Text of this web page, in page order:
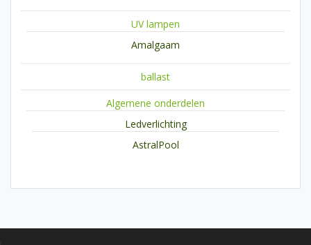
UV lampen
Amalgaam
ballast
Algemene onderdelen
Ledverlichting
AstralPool